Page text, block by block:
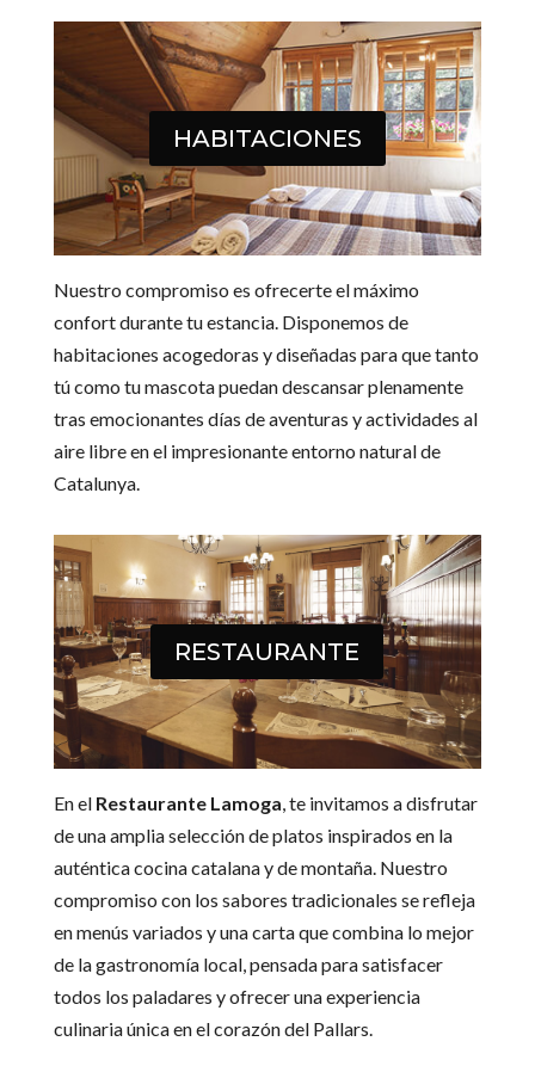
HABITACIONES
Nuestro compromiso es ofrecerte el máximo
confort durante tu estancia. Disponemos de
habitaciones acogedoras y diseñadas para que tanto
tú como tu mascota puedan descansar plenamente
tras emocionantes días de aventuras y actividades al
aire libre en el impresionante entorno natural de
Catalunya.
RESTAURANTE
En el Restaurante Lamoga , te invitamos a disfrutar
de una amplia selección de platos inspirados en la
auténtica cocina catalana y de montaña. Nuestro
compromiso con los sabores tradicionales se refleja
en menús variados y una carta que combina lo mejor
de la gastronomía local, pensada para satisfacer
todos los paladares y ofrecer una experiencia
culinaria única en el corazón del Pallars.